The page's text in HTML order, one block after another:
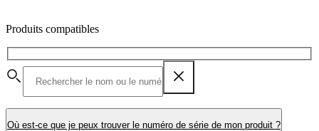
Produits compatibles
Où est-ce que je peux trouver le numéro de série de mon produit ?